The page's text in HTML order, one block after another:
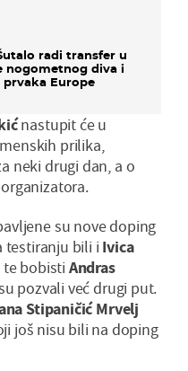
radi transfer u
nogometnog diva i
prvaka Europe
nastupit će u
prilika,
neki drugi dan, a o
su nove doping
testiranju bili i Ivica
te bobisti Andras
pozvali već drugi put.
Stipaničić Mrvelj
još nisu bili na doping